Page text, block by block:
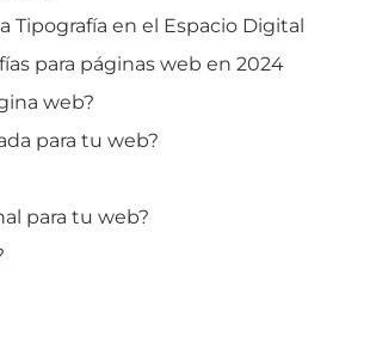
Tipografía en el Espacio Digital
para páginas web en 2024
web?
para tu web?
para tu web?